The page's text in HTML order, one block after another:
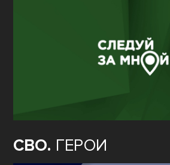
СВО. ГЕРОИ